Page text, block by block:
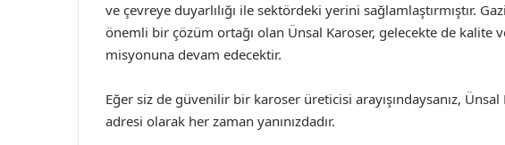
ve çevreye duyarlılığı ile sektördeki yerini sağlamlaştırmıştır.
önemli bir çözüm ortağı olan Ünsal Karoser, gelecekte de kalite
misyonuna devam edecektir.
Eğer siz de güvenilir bir karoser üreticisi arayışındaysanız,
adresi olarak her zaman yanınızdadır.